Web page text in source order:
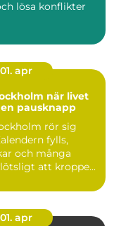
lösa konflikter
01. apr
när livet
pausknapp
rör sig
fylls,
och många
att kroppe...
01. apr